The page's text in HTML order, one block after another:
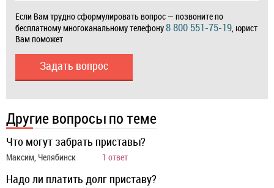
Если Вам трудно сформулировать вопрос — позвоните по
бесплатному многоканальному телефону8 800 551-75-19, юрист
Вам поможет
Задать вопрос
Другие вопросы по теме
Что могут забрать приставы?
Максим, Челябинск 1 ответ
Надо ли платить долг приставу?